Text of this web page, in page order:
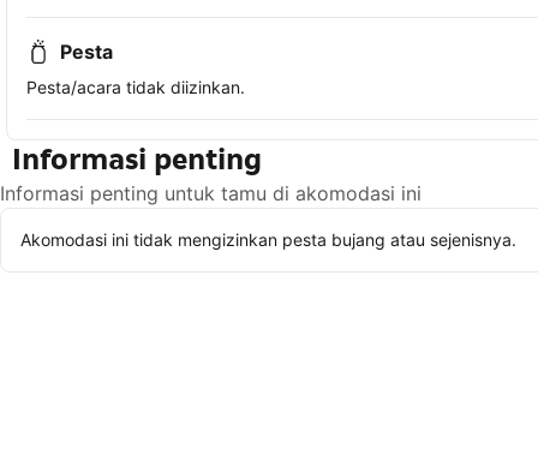
Pesta
Pesta/acara tidak diizinkan.
Informasi penting
Informasi penting untuk tamu di akomodasi ini
Akomodasi ini tidak mengizinkan pesta bujang atau sejenisnya.